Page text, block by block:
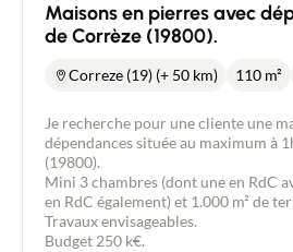
sur la terrasse. Isolation : - maison construite sur
une "cour anglaise" (vide-
roche projetée ep. 400 mm en
Tout-à-l'égout. Vous apprécierez : - les volumes de
vie, - le nombre de
construction, - la qualité
le plain-pieds, - l'exposition,
Maisons en pierres avec
de Corrèze (19800).
Correze (19) (+ 50 km) 110 m²
Je recherche pour une cliente une
dépendances située au maximum à
(19800).
Mini 3 chambres (dont une en RdC
en RdC également) et 1.000 m² de
Travaux envisageables.
Budget 250 k€.